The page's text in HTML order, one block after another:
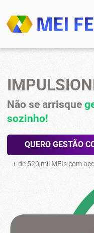
Não se arrisque
sozinho!
QUERO GESTÃO
+ de 520 mil MEIs com